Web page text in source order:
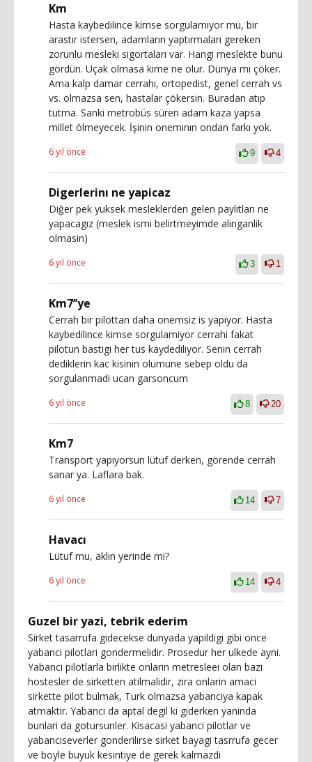
Km
Hasta kaybedilince kimse sorgulamıyor mu, bir
arastır istersen, adamların yaptırmaları gereken
zorunlu mesleki sigortaları var. Hangi meslekte bunu
gördün. Uçak olmasa kime ne olur. Dünya mı çöker.
Ama kalp damar cerrahı, ortopedist, genel cerrah vs
vs. olmazsa sen, hastalar çökersin. Buradan atıp
tutma. Sanki metrobüs süren adam kaza yapsa
millet ölmeyecek. İşinin onemının ondan farkı yok.
6 yıl önce 9 4
Digerlerinı ne yapicaz
Diğer pek yuksek mesleklerden gelen paylıtları ne
yapacagız (meslek ismi belirtmeyimde alinganlik
olmasin)
6 yıl önce 3 1
Km7’’ye
Cerrah bir pilottan daha onemsiz is yapiyor. Hasta
kaybedilince kimse sorgulamiyor cerrahi fakat
pilotun bastigi her tus kaydediliyor. Senin cerrah
dediklerin kac kisinin olumune sebep oldu da
sorgulanmadi ucan garsoncum
6 yıl önce 8 20
Km7
Transport yapıyorsun lütuf derken, görende cerrah
sanar ya. Laflara bak.
6 yıl önce 14 7
Havacı
Lütuf mu, aklın yerinde mi?
6 yıl önce 14 4
Guzel bir yazi, tebrik ederim
Sirket tasarrufa gidecekse dunyada yapildigi gibi once
yabanci pilotlari gondermelidir. Prosedur her ulkede ayni.
Yabanci pilotlarla birlikte onlarin metresleei olan bazi
hostesler de sirketten atilmalidir, zira onlarin amaci
sirkette pilot bulmak, Turk olmazsa yabanciya kapak
atmaktir. Yabanci da aptal degil ki giderken yaninda
bunlari da gotursunler. Kisacasi yabanci pilotlar ve
yabanciseverler gonderilirse sirket bayagi tasrrufa gecer
ve boyle buyuk kesintiye de gerek kalmazdi